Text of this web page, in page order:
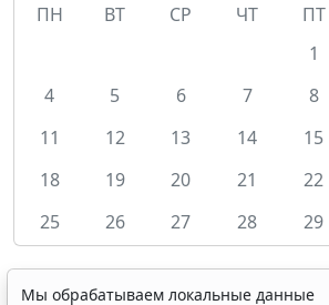
ПН
ВТ СР ЧТ ПТ
1
4
5 6 7 8
11
12 13 14 15
18
19 20 21 22
25
26 27 28 29
Мы обрабатываем локальные данные